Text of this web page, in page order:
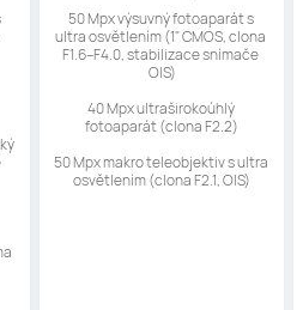
50 Mpx výsuvný fotoaparát s
ultra osvětlením (1" CMOS, clona
F1.6–F4.0, stabilizace snímače
OIS)
40 Mpx ultraširokoúhlý
fotoaparát (clona F2.2)
50 Mpx makro teleobjektiv s ultra
osvětlením (clona F2.1, OIS)